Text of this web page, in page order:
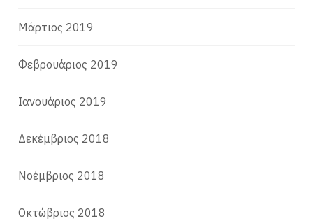
Μάρτιος 2019
Φεβρουάριος 2019
Ιανουάριος 2019
Δεκέμβριος 2018
Νοέμβριος 2018
Οκτώβριος 2018